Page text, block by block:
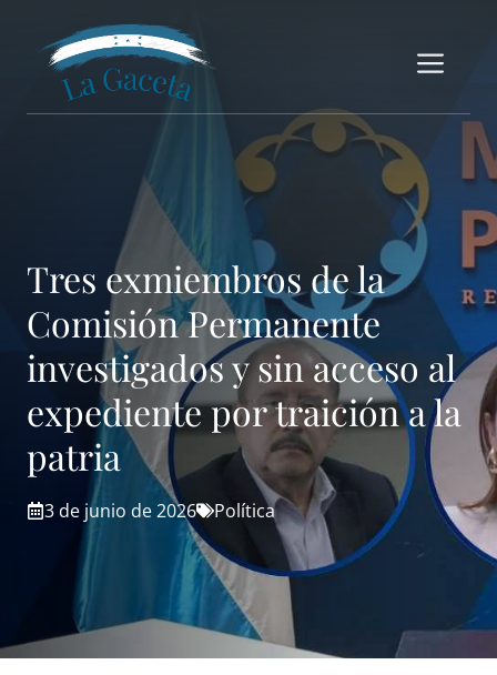
contenido
Tres exmiembros de la
Comisión Permanente
investigados y sin acceso al
expediente por traición a la
patria
3 de junio de 2026 Política